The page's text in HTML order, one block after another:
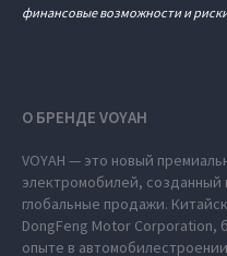
финансовые возможности и
О БРЕНДЕ VOYAH
VOYAH — это новый
электромобилей, созданный
глобальные продажи.
DongFeng Motor Corporation,
опыте в